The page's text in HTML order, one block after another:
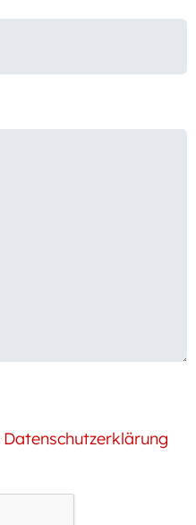
Datenschutzerklärung